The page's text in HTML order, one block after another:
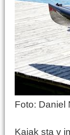
Foto: Daniel
Kajak sta v